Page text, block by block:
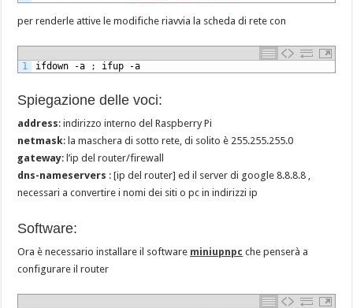
per renderle attive le modifiche riavvia la scheda di rete con
1 ifdown -a ; ifup -a
Spiegazione delle voci:
address: indirizzo interno del Raspberry Pi
netmask: la maschera di sotto rete, di solito è 255.255.255.0
gateway: l’ip del router/firewall
dns-nameservers : [ip del router] ed il server di google 8.8.8.8 ,
necessari a convertire i nomi dei siti o pc in indirizzi ip
Software:
Ora è necessario installare il software miniupnpc che penserà a
configurare il router